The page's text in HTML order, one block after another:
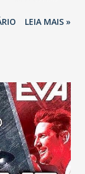
tarde, oLEIA MAIS »